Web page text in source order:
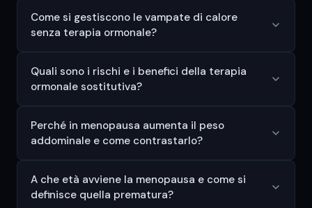
Come si gestiscono le vampate di calore
senza terapia ormonale?
Quali sono i rischi e i benefici della terapia
ormonale sostitutiva?
Perché in menopausa aumenta il peso
addominale e come contrastarlo?
A che età avviene la menopausa e come si
definisce quella prematura?